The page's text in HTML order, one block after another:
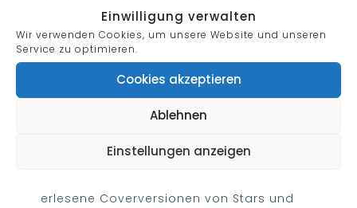
Einwilligung verwalten
Wir verwenden Cookies, um unsere Website und unseren
Service zu optimieren.
Cookies akzeptieren
Ablehnen
Einstellungen anzeigen
FARBENBLIND und WUNDER GESCHEHEN auch
mit bewegenden und mitreißenden
Popsongs voller musikalischer
Überraschungen.
„Paris, Paris“ und „Torn Picture“ bis hin zu
erlesene Coverversionen von Stars und